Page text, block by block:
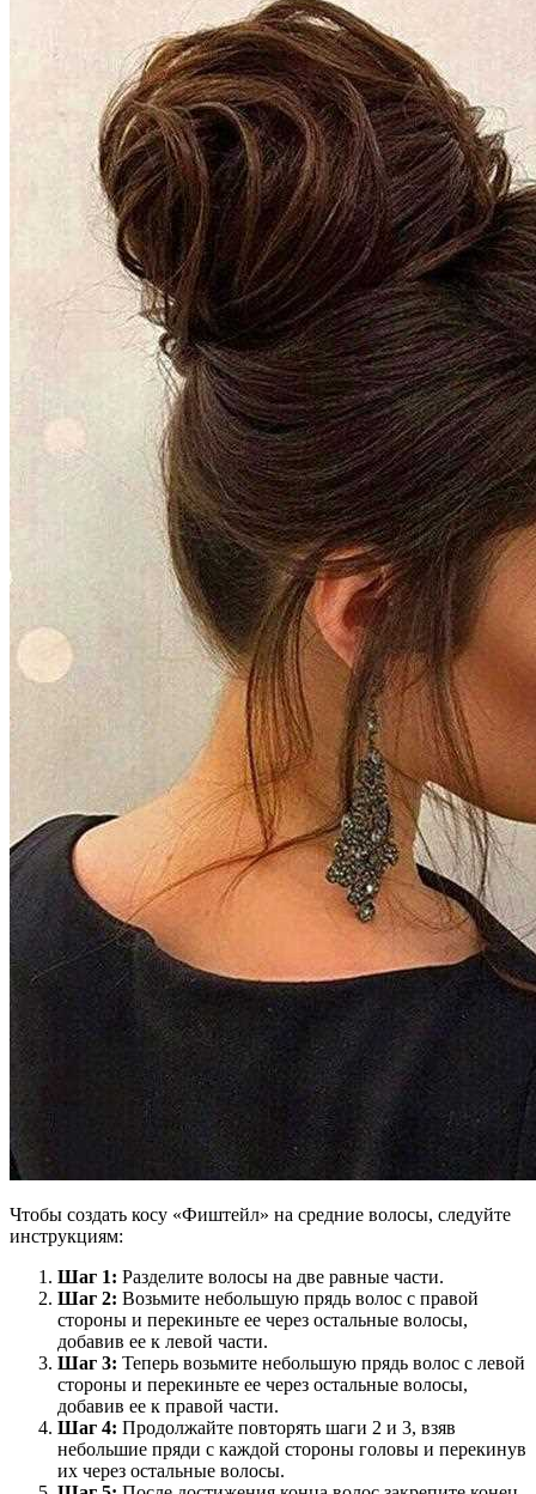
Чтобы создать косу «Фиштейл» на средние волосы, следуйте
инструкциям:
Шаг 1: Разделите волосы на две равные части.
Шаг 2: Возьмите небольшую прядь волос с правой
стороны и перекиньте ее через остальные волосы,
добавив ее к левой части.
Шаг 3: Теперь возьмите небольшую прядь волос с левой
стороны и перекиньте ее через остальные волосы,
добавив ее к правой части.
Шаг 4: Продолжайте повторять шаги 2 и 3, взяв
небольшие пряди с каждой стороны головы и перекинув
их через остальные волосы.